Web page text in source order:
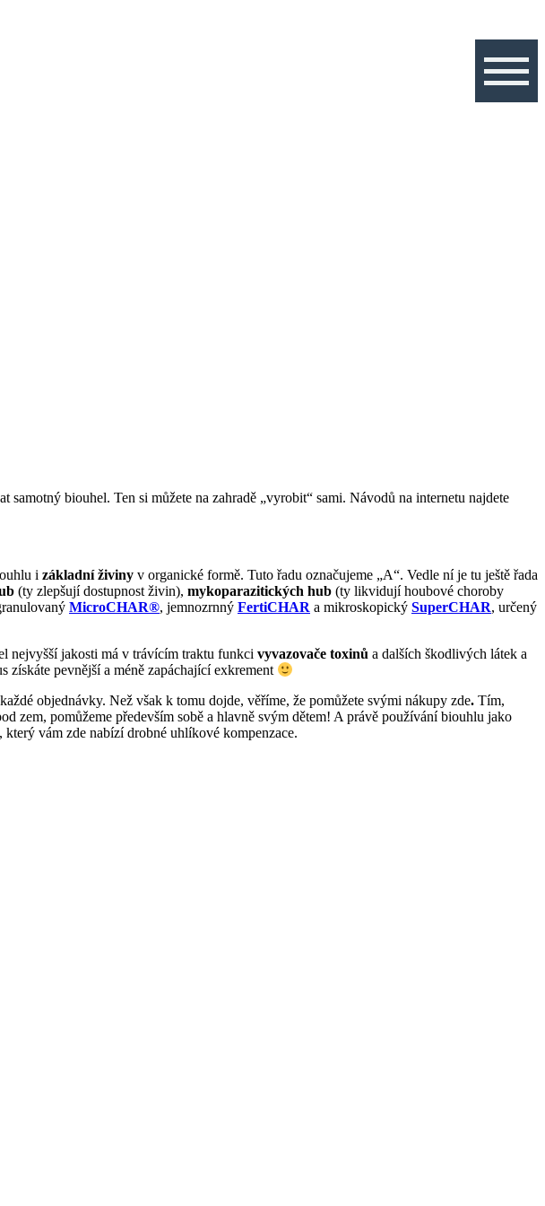
biouhel. Ten si můžete na zahradě „vyrobit“ sami. Návodů na internetu najdete
i základní živiny v organické formě. Tuto řadu označujeme „A“. Vedle ní je tu ještě řada
(ty zlepšují dostupnost živin), mykoparazitických hub (ty likvidují houbové choroby
MicroCHAR®, jemnozrnný FertiCHAR a mikroskopický SuperCHAR, určený
nejvyšší jakosti má v trávícím traktu funkci vyvazovače toxinů a dalších škodlivých látek a
pevnější a méně zapáchající exkrement
objednávky. Než však k tomu dojde, věříme, že pomůžete svými nákupy zde. Tím,
zem, pomůžeme především sobě a hlavně svým dětem! A právě používání biouhlu jako
, který vám zde nabízí drobné uhlíkové kompenzace.